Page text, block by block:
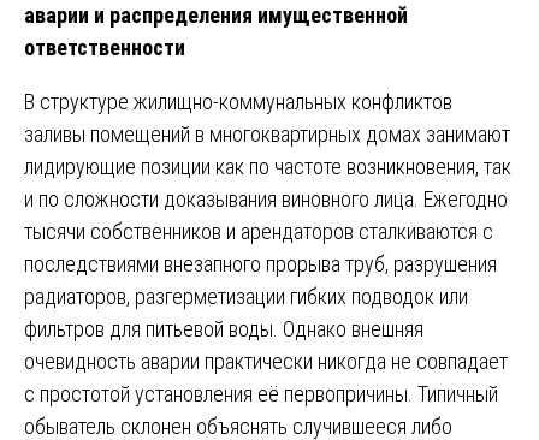
аварии и распределения имущественной
ответственности
В структуре жилищно-коммунальных конфликтов
заливы помещений в многоквартирных домах занимают
лидирующие позиции как по частоте возникновения, так
и по сложности доказывания виновного лица. Ежегодно
тысячи собственников и арендаторов сталкиваются с
последствиями внезапного прорыва труб, разрушения
радиаторов, разгерметизации гибких подводок или
фильтров для питьевой воды. Однако внешняя
очевидность аварии практически никогда не совпадает
с простотой установления её первопричины. Типичный
обыватель склонен объяснять случившееся либо